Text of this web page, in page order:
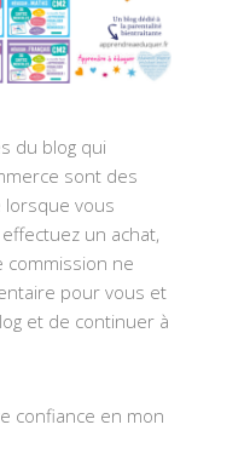
du blog qui
sont des
lorsque vous
un achat,
commission ne
pour vous et
et de continuer à
confiance en mon